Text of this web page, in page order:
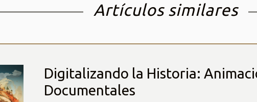
Artículos similares
Digitalizando la Historia:
Documentales